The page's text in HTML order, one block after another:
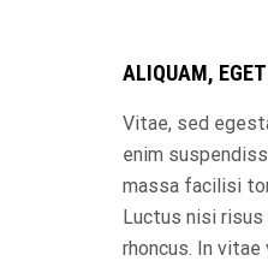
ALIQUAM,
Vitae, sed
enim
massa facilisi
Luctus nisi risus
rhoncus. In